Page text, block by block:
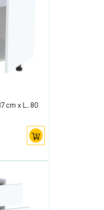
cm x L. 80